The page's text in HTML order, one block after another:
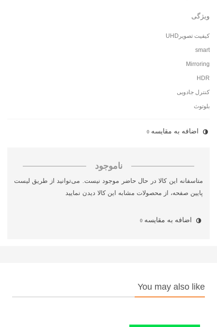
ویژگی
کیفیت تصویرUHD
smart
Mirroring
HDR
کنترل جادویی
بلوتوث
اضافه به مقایسه 0
ناموجود
متاسفانه این کالا در حال حاضر موجود نیست. می‌توانید از طریق لیست
پایین صفحه، از محصولات مشابه این کالا دیدن نمایید
اضافه به مقایسه 0
You may also like